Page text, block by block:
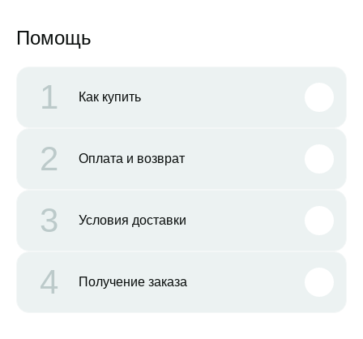
Помощь
1 Как купить
2 Оплата и возврат
3 Условия доставки
4 Получение заказа